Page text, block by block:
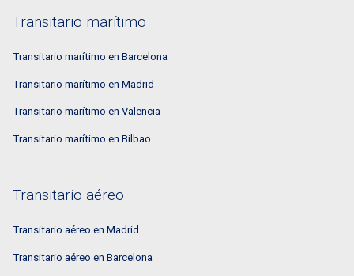
Transitario marítimo
Transitario marítimo en Barcelona
Transitario marítimo en Madrid
Transitario marítimo en Valencia
Transitario marítimo en Bilbao
Transitario aéreo
Transitario aéreo en Madrid
Transitario aéreo en Barcelona